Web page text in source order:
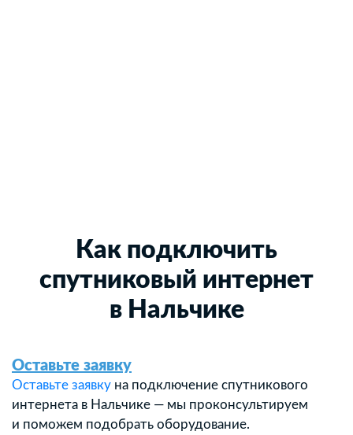
Как подключить
спутниковый интернет
в Нальчике
Оставьте заявку
Оставьте заявку на подключение спутникового
интернета в Нальчике — мы проконсультируем
и поможем подобрать оборудование.